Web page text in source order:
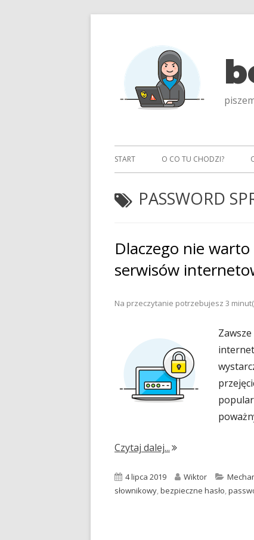
Menu
START O CO TU CHODZI?
TAGI:
PASSWORD
Dlaczego nie
serwisów
Na przeczytanie potrzebujesz 3
Czytaj dalej..."Dlaczego nie
Opublikowano
4 lipca 2019 Autor
Wiktor
słownikowy,bezpieczne hasło,